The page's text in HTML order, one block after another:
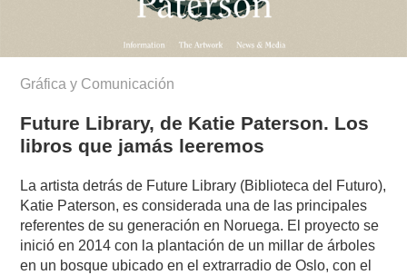
Gráfica y Comunicación
Future Library, de Katie Paterson. Los
libros que jamás leeremos
La artista detrás de Future Library (Biblioteca del Futuro),
Katie Paterson, es considerada una de las principales
referentes de su generación en Noruega. El proyecto se
inició en 2014 con la plantación de un millar de árboles
en un bosque ubicado en el extrarradio de Oslo, con el